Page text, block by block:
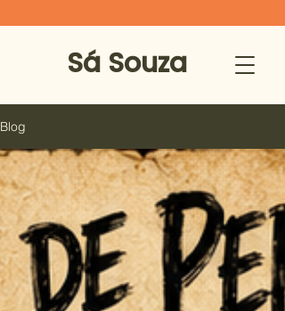
Sá Souza
Blog